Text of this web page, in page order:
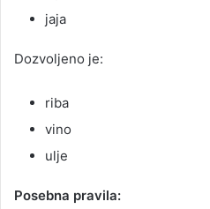
jaja
Dozvoljeno je:
riba
vino
ulje
Posebna pravila: